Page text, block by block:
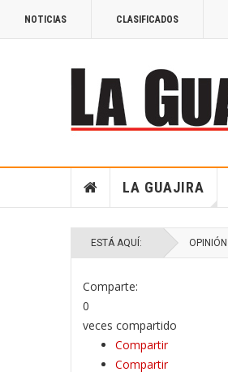
NOTICIAS CLASIFICADOS
LA GUAJIRA
ESTÁ AQUÍ: OPINIÓN
Comparte:
0
veces compartido
Compartir
Compartir